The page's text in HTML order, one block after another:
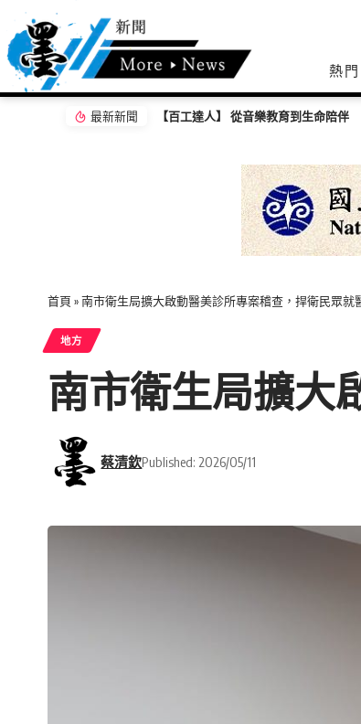
熱門
最新新聞
打造共學平台 基隆長庚成立全台首座圓錐角膜中心
首頁 »南市衛生局擴大啟動醫美診所專案稽查，捍衛民眾就
地方
南市衛生局擴大
蔡清欽Published: 2026/05/11